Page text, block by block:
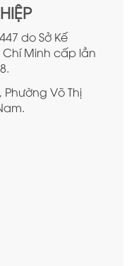
do Sở Kế
Minh cấp lần
Phường Võ Thị